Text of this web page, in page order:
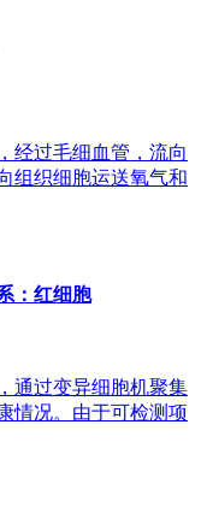
经过毛细血管，流向
组织细胞运送氧气和
：红细胞
通过变异细胞机聚集
情况。由于可检测项